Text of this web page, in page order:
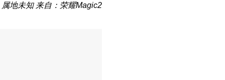
属地未知 来自：荣耀Magic2